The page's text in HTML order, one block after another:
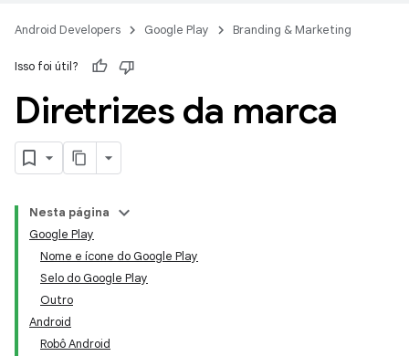
Android Developers Google Play Branding & Marketing
Isso foi útil?
Diretrizes da marca
Nesta página
Google Play
Nome e ícone do Google Play
Selo do Google Play
Outro
Android
Robô Android